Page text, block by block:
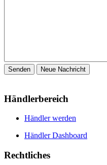
Händlerbereich
Händler werden
Händler Dashboard
Rechtliches